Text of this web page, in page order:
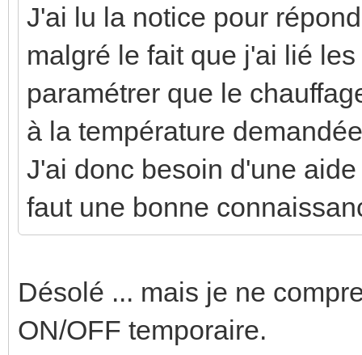
J'ai lu la notice pour
malgré le fait que j'ai lié
paramétrer que le
à la température
J'ai donc besoin d'une
faut une bonne
Désolé ... mais je ne
ON/OFF temporaire.